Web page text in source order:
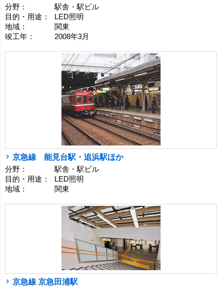
分野：
駅舎・駅ビル
目的・用途：
LED照明
地域：
関東
竣工年：
2008年3月
京急線 能見台駅・追浜駅ほか
分野：
駅舎・駅ビル
目的・用途：
LED照明
地域：
関東
京急線 京急田浦駅